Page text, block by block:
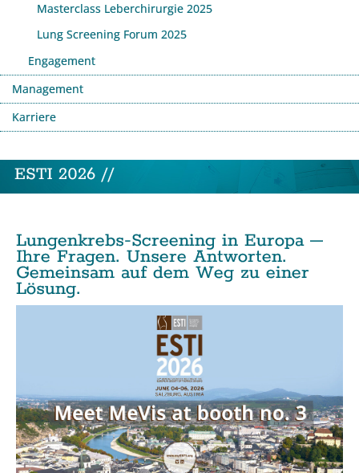
Masterclass Leberchirurgie 2025
Lung Screening Forum 2025
Engagement
Management
Karriere
ESTI 2026 //
Lungenkrebs-Screening in Europa –
Ihre Fragen. Unsere Antworten.
Gemeinsam auf dem Weg zu einer
Lösung.